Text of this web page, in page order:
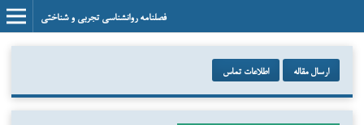
فصلنامه روانشناسی تجربی و شناختی
ارسال مقاله اطلاعات تماس